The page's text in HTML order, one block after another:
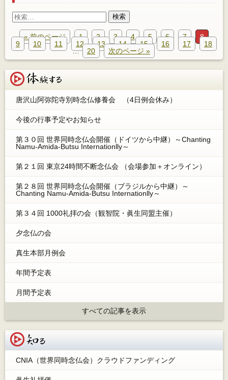
検
« 前のページ
1 2 3 4 5 6 7
8
9
10 11 12 13 14 15 16 17
18
…
20 次のページ »
唐沢山阿弥陀寺別時念仏修養会 （4日例会休み）
今後の行事予定やお知らせ
第３０回 世界同時念仏会開催（ドイツから中継）～Chanting
Namu-Amida-Butsu Internationlly～
第２１回 東京24時間不断念仏会 （会場参加＋オンライン）
第２８回 世界同時念仏会開催（ブラジルから中継）～
Chanting Namu-Amida-Butsu Internationlly～
第３４回 1000礼拝の会（観智院・眞生同盟主催）
夕念仏の会
真生本部月例会
年間予定表
月間予定表
すべての記事を表示
CNIA（世界同時念仏会）クラウドファンディング